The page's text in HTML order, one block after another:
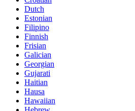
Dutch
Estonian
Filipino
Finnish
Frisian
Galician
Georgian
Gujarati
Haitian
Hausa
Hawaiian